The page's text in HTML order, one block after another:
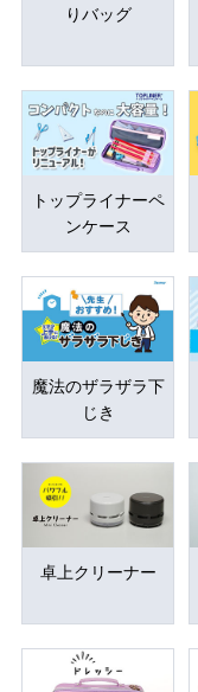
りバッグ
トップライナーペ
ンケース
魔法のザラザラ下
じき
卓上クリーナー